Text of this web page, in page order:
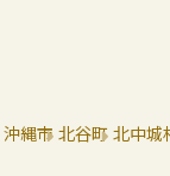
沖縄市 北谷町 北中城